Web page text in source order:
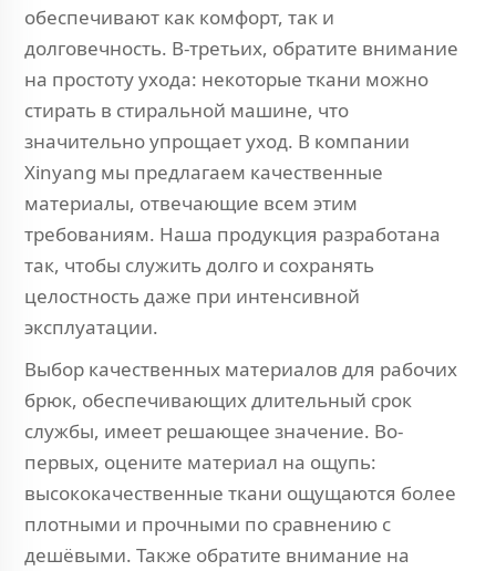
обеспечивают как комфорт, так и
долговечность. В-третьих, обратите внимание
на простоту ухода: некоторые ткани можно
стирать в стиральной машине, что
значительно упрощает уход. В компании
Xinyang мы предлагаем качественные
материалы, отвечающие всем этим
требованиям. Наша продукция разработана
так, чтобы служить долго и сохранять
целостность даже при интенсивной
эксплуатации.
Выбор качественных материалов для рабочих
брюк, обеспечивающих длительный срок
службы, имеет решающее значение. Во-
первых, оцените материал на ощупь:
высококачественные ткани ощущаются более
плотными и прочными по сравнению с
дешёвыми. Также обратите внимание на